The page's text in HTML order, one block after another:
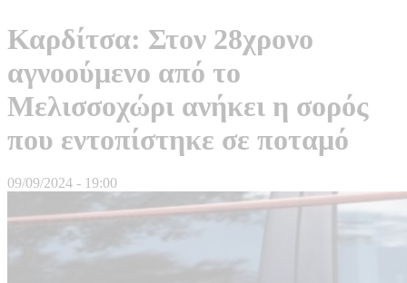
Καρδίτσα: Στον 28χρονο
αγνοούμενο από το
Μελισσοχώρι ανήκει η σορός
που εντοπίστηκε σε ποταμό
09/09/2024 - 19:00